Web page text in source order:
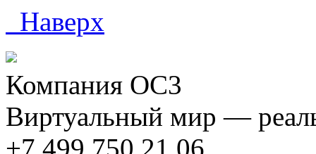
Наверх
Компания ОС3
Виртуальный мир —